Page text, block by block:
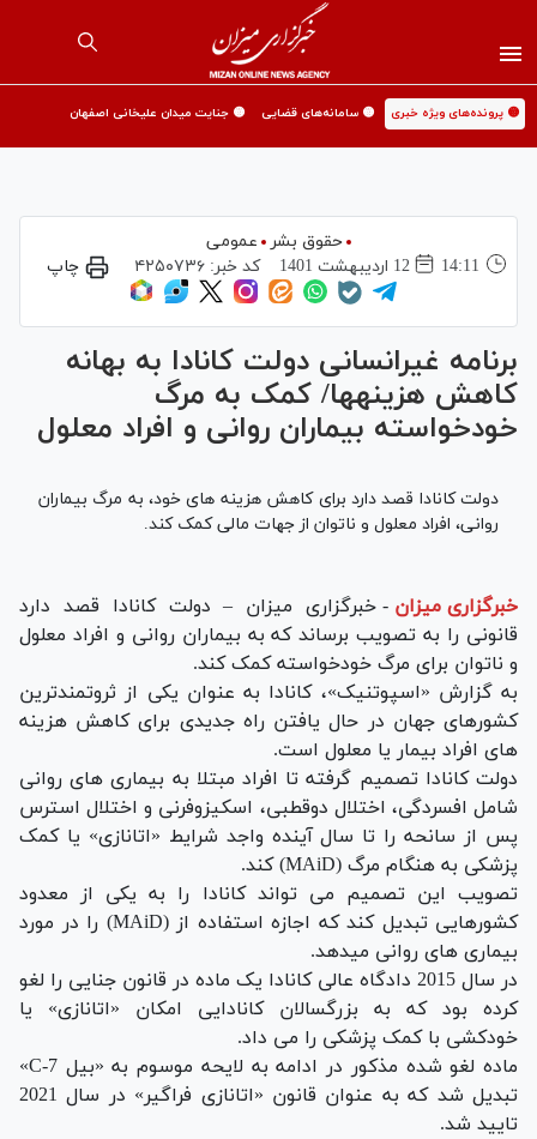
🟡 پرونده‌های ویژه خبری 🟡 سامانه‌های قضایی 🟡 جنایت میدان علیخانی اصفهان
حقوق بشر
عمومی
14:11
12 ارديبهشت 1401 کد خبر:۴۲۵۰۷۳۶ چاپ
برنامه غیرانسانی دولت کانادا به بهانه
کاهش هزینه‎ها/ کمک به مرگ
خودخواسته بیماران روانی و افراد معلول
دولت کانادا قصد دارد برای کاهش هزینه های خود، به مرگ بیماران
روانی، افراد معلول و ناتوان از جهات مالی کمک کند.
خبرگزاری میزان - خبرگزاری میزان – دولت کانادا قصد دارد
قانونی را به تصویب برساند که به بیماران روانی و افراد معلول
و ناتوان برای مرگ خودخواسته کمک کند.
به گزارش «اسپوتنیک»، کانادا به عنوان یکی از ثروتمندترین
کشورهای جهان در حال یافتن راه جدیدی برای کاهش هزینه
های افراد بیمار یا معلول است.
دولت کانادا تصمیم گرفته تا افراد مبتلا به بیماری های روانی
شامل افسردگی، اختلال دوقطبی، اسکیزوفرنی و اختلال استرس
پس از سانحه را تا سال آینده واجد شرایط «اتانازی» یا کمک
پزشکی به هنگام مرگ (MAiD) کند.
تصویب این تصمیم می تواند کانادا را به یکی از معدود
کشورهایی تبدیل کند که اجازه استفاده از (MAiD) را در مورد
بیماری های روانی می‎دهد.
در سال 2015 دادگاه عالی کانادا یک ماده در قانون جنایی را لغو
کرده بود که به بزرگسالان کانادایی امکان «اتانازی» یا
خودکشی با کمک پزشکی را می داد.
ماده لغو شده مذکور در ادامه به لایحه موسوم به «بیل C-7»
تبدیل شد که به عنوان قانون «اتانازی فراگیر» در سال 2021
تایید شد.